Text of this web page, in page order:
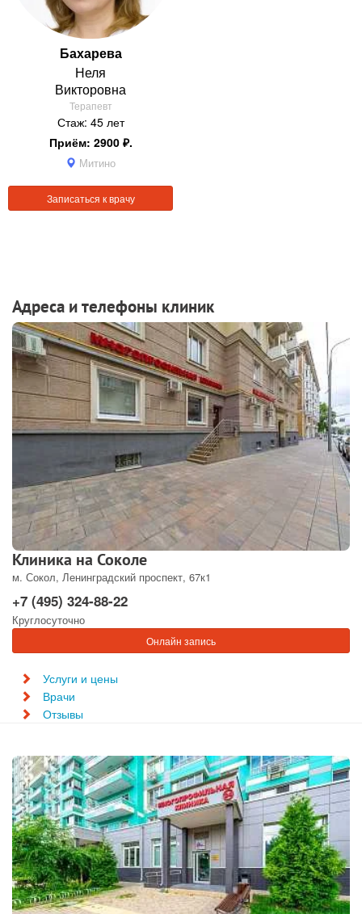
Бахарева
Неля
Викторовна
Терапевт
Стаж: 45 лет
Приём: 2900 ₽.
Митино
Записаться к врачу
Адреса и телефоны клиник
Клиника на Соколе
м. Сокол, Ленинградский проспект, 67к1
+7 (495) 324-88-22
Круглосуточно
Онлайн запись
Услуги и цены
Врачи
Отзывы